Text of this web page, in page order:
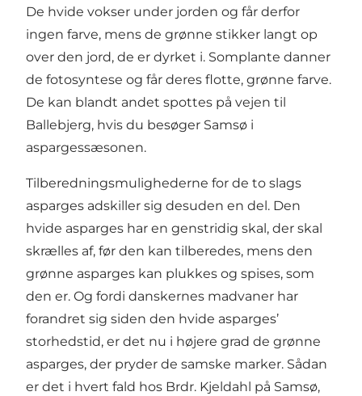
De hvide vokser under jorden og får derfor
ingen farve, mens de grønne stikker langt op
over den jord, de er dyrket i. Somplante danner
de fotosyntese og får deres flotte, grønne farve.
De kan blandt andet spottes på vejen til
Ballebjerg, hvis du besøger Samsø i
aspargessæsonen.
Tilberedningsmulighederne for de to slags
asparges adskiller sig desuden en del. Den
hvide asparges har en genstridig skal, der skal
skrælles af, før den kan tilberedes, mens den
grønne asparges kan plukkes og spises, som
den er. Og fordi danskernes madvaner har
forandret sig siden den hvide asparges’
storhedstid, er det nu i højere grad de grønne
asparges, der pryder de samske marker. Sådan
er det i hvert fald hos Brdr. Kjeldahl på Samsø,